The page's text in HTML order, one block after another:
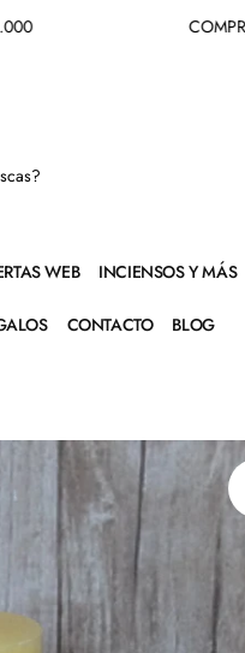
COMPRA
WEB INCIENSOS Y MÁS
CONTACTO BLOG